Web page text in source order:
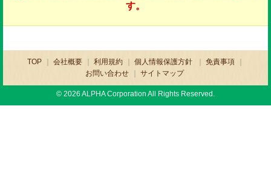
す。
TOP 会社概要 利用規約 個人情報保護方針
免責事項
お問い合わせ
サイトマップ
© 2026 ALPHA Corporation All Rights Reserved.